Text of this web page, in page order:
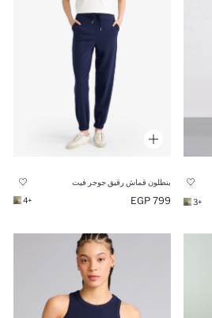
+3
بنطلون قماش رقيق جوجر فيت
799 EGP
+4